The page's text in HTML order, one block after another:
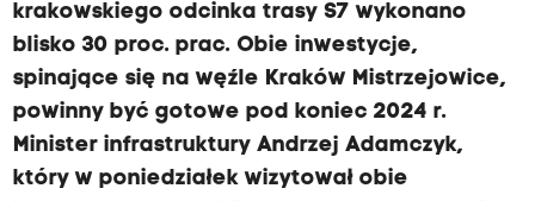
krakowskiego odcinka trasy S7 wykonano
blisko 30 proc. prac. Obie inwestycje,
spinające się na węźle Kraków Mistrzejowice,
powinny być gotowe pod koniec 2024 r.
Minister infrastruktury Andrzej Adamczyk,
który w poniedziałek wizytował obie